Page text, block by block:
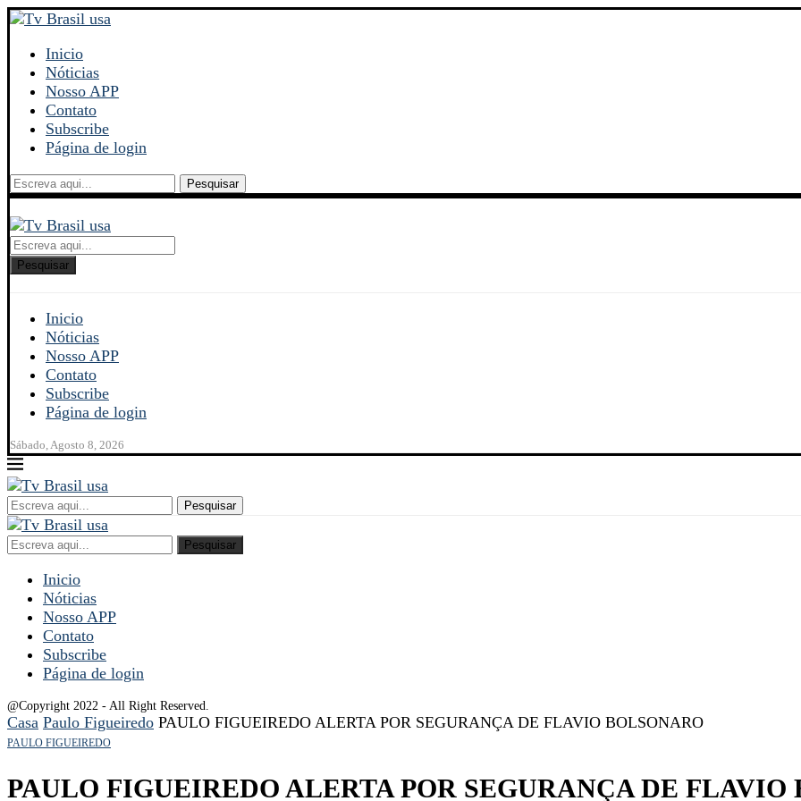
Inicio
Nóticias
Nosso APP
Contato
Subscribe
Página de login
Pesquisar
Pesquisar
Inicio
Nóticias
Nosso APP
Contato
Subscribe
Página de login
Sábado, Agosto 8, 2026
Pesquisar
Pesquisar
Inicio
Nóticias
Nosso APP
Contato
Subscribe
Página de login
@Copyright 2022 - All Right Reserved.
Casa Paulo Figueiredo PAULO FIGUEIREDO ALERTA POR SEGURANÇA DE FLAVIO BOLSONARO
PAULO FIGUEIREDO
PAULO FIGUEIREDO ALERTA POR SEGURANÇA DE FLAVIO